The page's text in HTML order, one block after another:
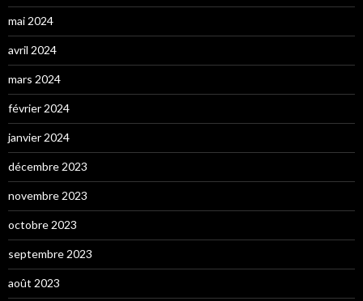
mai 2024
avril 2024
mars 2024
février 2024
janvier 2024
décembre 2023
novembre 2023
octobre 2023
septembre 2023
août 2023